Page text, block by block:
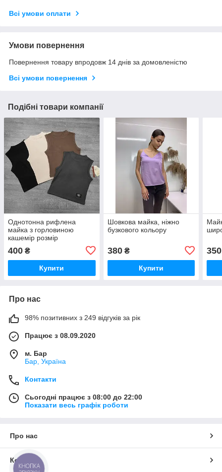
Всі умови оплати
Умови повернення
Повернення товару впродовж 14 днів за домовленістю
Всі умови повернення
Подібні товари компанії
Однотонна рифлена
майка з горловиною
кашемір розмір
400 ₴
Купити
Шовкова майка, ніжно
бузкового кольору
380₴
Купити
350
Про нас
98% позитивних з 249 відгуків за рік
Працює з 08.09.2020
м. Бар
Бар, Україна
Контакти
Сьогодні працює з 08:00 до 22:00
Показати весь графік роботи
Про нас
Контакти
КНОПКА